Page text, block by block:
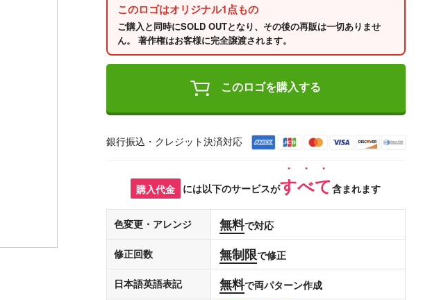
このロゴはオリジナル1点もの
ご購入と同時にSOLD OUTとなり、その後の再販は一切ありませ
ん。 著作権はお客様に完全譲渡されます。
このロゴを購入する
銀行振込・クレジット決済対応
購入代金 には以下のサービスがすべて含まれます
色変更・アレンジ 無料で対応
修正回数 無制限で修正
日本語英語表記 無料で両パターン作成